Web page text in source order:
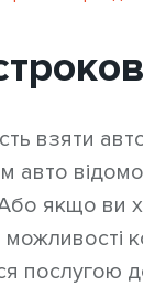
взяти
авто
якщо ви
послугою